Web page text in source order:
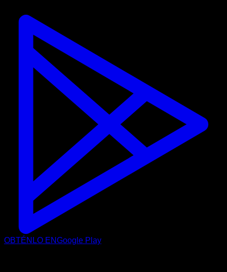
OBTÉNLO ENGoogle Play